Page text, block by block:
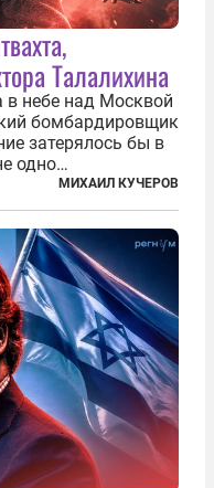
Талалихина
в небе над Москвой
бомбардировщик
затерялось бы в
одно
из первых в
ночных таранов.
МИХАИЛ КУЧЕРОВ